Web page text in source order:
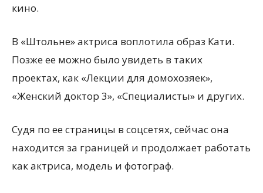
кино.
В «Штольне» актриса воплотила образ Кати.
Позже ее можно было увидеть в таких
проектах, как «Лекции для домохозяек»,
«Женский доктор 3», «Специалисты» и других.
Судя по ее страницы в соцсетях, сейчас она
находится за границей и продолжает работать
как актриса, модель и фотограф.